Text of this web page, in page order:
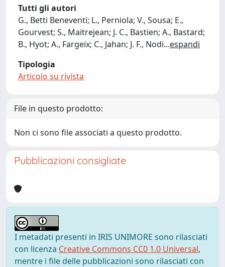
Tutti gli autori
G., Betti Beneventi; L., Perniola; V., Sousa; E.,
Gourvest; S., Maitrejean; J. C., Bastien; A., Bastard;
B., Hyot; A., Fargeix; C., Jahan; J. F., Nodi...espandi
Tipologia
Articolo su rivista
File in questo prodotto:
Non ci sono file associati a questo prodotto.
Pubblicazioni consigliate
I metadati presenti in IRIS UNIMORE sono rilasciati
con licenza Creative Commons CC0 1.0 Universal,
mentre i file delle pubblicazioni sono rilasciati con